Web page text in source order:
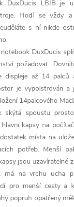
DuxDucis LBJB je
Hodí se vždy
s ní nikde
DuxDucis
požadovat.
displeje až 14 palců
je vypolstrován a
14palcového
skýtá spoustu
hlavní kapsy na
místa na
potřeb. Menší
jsou uzavíratelné
má na vrchu ucha
pro menší cesty a
popruh opatřený